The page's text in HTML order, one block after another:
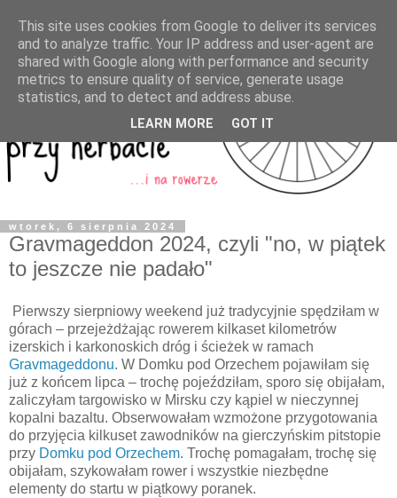
wtorek, 6 sierpnia 2024
Gravmageddon 2024, czyli "no, w piątek
to jeszcze nie padało"
Pierwszy sierpniowy weekend już tradycyjnie spędziłam w
górach – przejeżdżając rowerem kilkaset kilometrów
izerskich i karkonoskich dróg i ścieżek w ramach
Gravmageddonu. W Domku pod Orzechem pojawiłam się
już z końcem lipca – trochę pojeździłam, sporo się obijałam,
zaliczyłam targowisko w Mirsku czy kąpiel w nieczynnej
kopalni bazaltu. Obserwowałam wzmożone przygotowania
do przyjęcia kilkuset zawodników na gierczyńskim pitstopie
przy Domku pod Orzechem. Trochę pomagałam, trochę się
obijałam, szykowałam rower i wszystkie niezbędne
elementy do startu w piątkowy poranek.
This site uses cookies from Google to deliver its services
and to analyze traffic. Your IP address and user-agent are
shared with Google along with performance and security
metrics to ensure quality of service, generate usage
statistics, and to detect and address abuse.
LEARN MORE GOT IT